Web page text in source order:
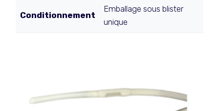
Conditionnement
Emballage sous blister
unique